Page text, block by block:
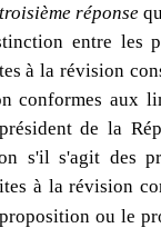
troisième réponse
entre les
à la révision
conformes aux
de la
s'il s'agit des
à la révision
ou le